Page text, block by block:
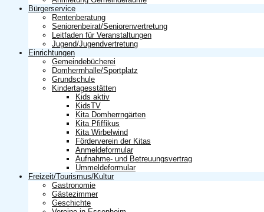
Bürgerservice
Rentenberatung
Seniorenbeirat/Seniorenvertretung
Leitfaden für Veranstaltungen
Jugend/Jugendvertretung
Einrichtungen
Gemeindebücherei
Domherrnhalle/Sportplatz
Grundschule
Kindertagesstätten
Kids aktiv
KidsTV
Kita Domherrngärten
Kita Pfiffikus
Kita Wirbelwind
Förderverein der Kitas
Anmeldeformular
Aufnahme- und Betreuungsvertrag
Ummeldeformular
Freizeit/Tourismus/Kultur
Gastronomie
Gästezimmer
Geschichte